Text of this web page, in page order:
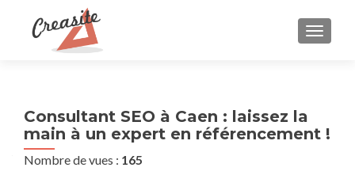
Consultant SEO à Caen : laissez la
main à un expert en référencement !
Nombre de vues : 165